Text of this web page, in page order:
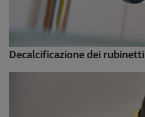
Decalcificazione dei rubinetti